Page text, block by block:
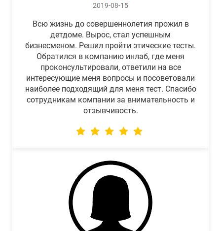
2019-08-15
Всю жизнь до совершеннолетия прожил в
детдоме. Вырос, стал успешным
бизнесменом. Решил пройти этические тесты.
Обратился в компанию инлаб, где меня
проконсультировали, ответили на все
интересующие меня вопросы и посоветовали
наиболее подходящий для меня тест. Спасибо
сотрудникам компании за внимательность и
отзывчивость.